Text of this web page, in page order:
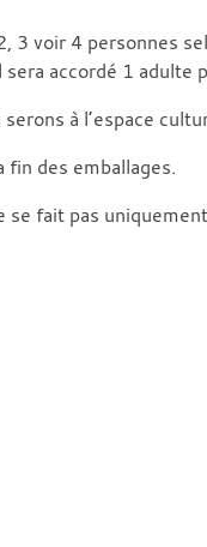
voir 4 personnes
accordé 1 adulte
à l’espace
fin des emballages.
fait pas